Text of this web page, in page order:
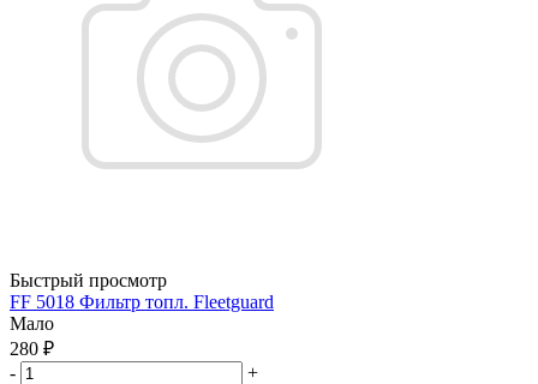
Быстрый просмотр
FF 5018 Фильтр топл. Fleetguard
Мало
280 ₽
-
+